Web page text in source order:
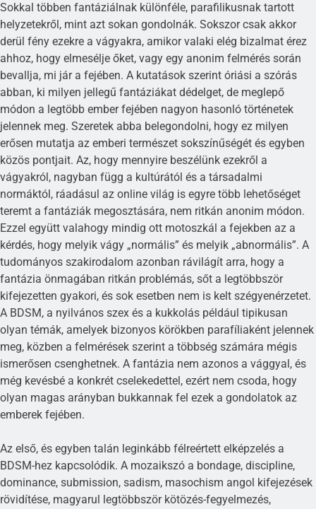
Sokkal többen fantáziálnak különféle, parafilikusnak tartott
helyzetekről, mint azt sokan gondolnák. Sokszor csak akkor
derül fény ezekre a vágyakra, amikor valaki elég bizalmat érez
ahhoz, hogy elmesélje őket, vagy egy anonim felmérés során
bevallja, mi jár a fejében. A kutatások szerint óriási a szórás
abban, ki milyen jellegű fantáziákat dédelget, de meglepő
módon a legtöbb ember fejében nagyon hasonló történetek
jelennek meg. Szeretek abba belegondolni, hogy ez milyen
erősen mutatja az emberi természet sokszínűségét és egyben
közös pontjait. Az, hogy mennyire beszélünk ezekről a
vágyakról, nagyban függ a kultúrától és a társadalmi
normáktól, ráadásul az online világ is egyre több lehetőséget
teremt a fantáziák megosztására, nem ritkán anonim módon.
Ezzel együtt valahogy mindig ott motoszkál a fejekben az a
kérdés, hogy melyik vágy „normális” és melyik „abnormális”. A
tudományos szakirodalom azonban rávilágít arra, hogy a
fantázia önmagában ritkán problémás, sőt a legtöbbször
kifejezetten gyakori, és sok esetben nem is kelt szégyenérzetet.
A BDSM, a nyilvános szex és a kukkolás például tipikusan
olyan témák, amelyek bizonyos körökben parafíliaként jelennek
meg, közben a felmérések szerint a többség számára mégis
ismerősen csenghetnek. A fantázia nem azonos a vággyal, és
még kevésbé a konkrét cselekedettel, ezért nem csoda, hogy
olyan magas arányban bukkannak fel ezek a gondolatok az
emberek fejében.
Az első, és egyben talán leginkább félreértett elképzelés a
BDSM-hez kapcsolódik. A mozaikszó a bondage, discipline,
dominance, submission, sadism, masochism angol kifejezések
rövidítése, magyarul legtöbbször kötözés-fegyelmezés,